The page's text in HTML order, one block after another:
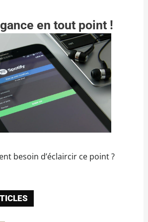
en tout point !
besoin d’éclaircir ce point ?